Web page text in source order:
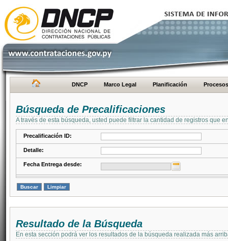
DNCP Marco Legal Planificación Procesos
Búsqueda de Precalificaciones
A través de esta búsqueda, usted puede filtrar la cantidad de registros que
Precalificación ID:
Detalle:
Fecha Entrega desde:
Resultado de la Búsqueda
En esta sección podrá ver los resultados de la búsqueda realizada más